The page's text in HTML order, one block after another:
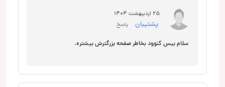
25 اردیبهشت 1404
پشتیبان پاسخ
سلام بیس کنوود بخاطر صفحه بزرگترش بیشتره.